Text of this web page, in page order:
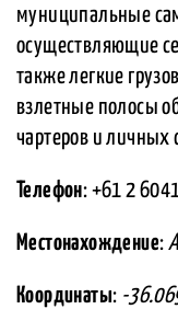
муниципальные
осуществляющие
также легкие
взлетные полосы
чартеров и личных
Телефон: +61 2
Местонахождение:
Координаты: -